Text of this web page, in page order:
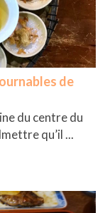
de
du centre du
qu’il ...